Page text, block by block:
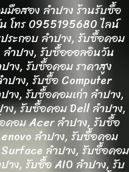
อสอง ลำปาง ร้านรับซื้อ
โทร 0955195680 ไลน์
ะกอบ ลำปาง, รับซื้อคอม
ำปาง, รับซื้อออลอินวัน
าง, รับซื้อคอม ราคาสูง
ปาง, รับซื้อ Computer
าง, รับซื้อคอมเก่า ลำปาง,
ง, รับซื้อคอม Dell ลำปาง,
คอม Acer ลำปาง, รับซื้อ
ลำปาง, รับซื้อคอม
ลำปาง, รับซื้อคอม
าง, รับซื้อ AIO ลำปาง, รับ